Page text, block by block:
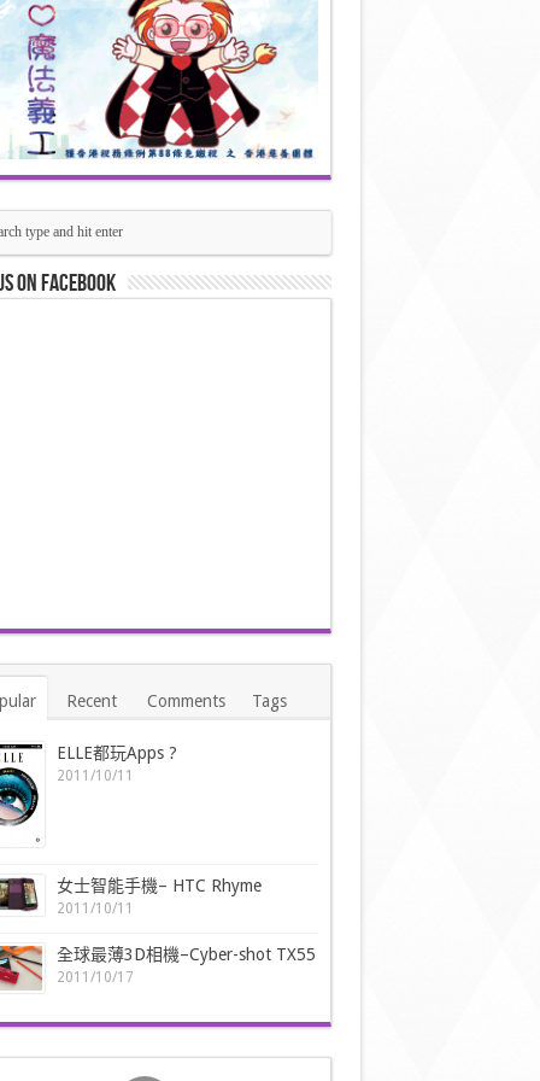
on Facebook
Recent Comments Tags
ELLE都玩Apps ?
2011/10/11
女士智能手機– HTC Rhyme
2011/10/11
全球最薄3D相機–Cyber-shot TX55
2011/10/17